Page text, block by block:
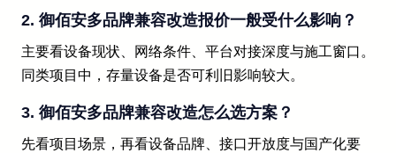
2. 御佰安多品牌兼容改造报价一般受什么影响？
主要看设备现状、网络条件、平台对接深度与施工窗口。
同类项目中，存量设备是否可利旧影响较大。
3. 御佰安多品牌兼容改造怎么选方案？
先看项目场景，再看设备品牌、接口开放度与国产化要